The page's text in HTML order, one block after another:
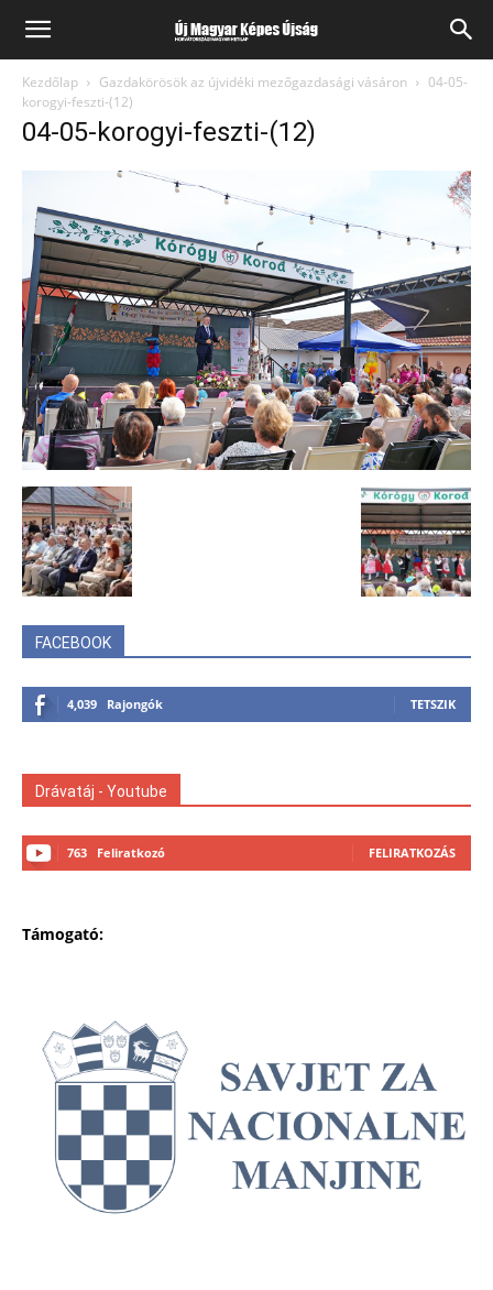
Kezdőlap Gazdakörösök az újvidéki mezőgazdasági vásáron
04-05-
korogyi-feszti-(12)
04-05-korogyi-feszti-(12)
FACEBOOK
4,039 Rajongók TETSZIK
Drávatáj - Youtube
763 Feliratkozó FELIRATKOZÁS
Támogató: